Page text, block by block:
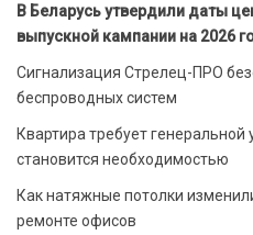
В Беларусь утвердили даты
выпускной кампании на 2026
Сигнализация Стрелец-ПРО
беспроводных систем
Квартира требует генеральной
становится необходимостью
Как натяжные потолки
ремонте офисов